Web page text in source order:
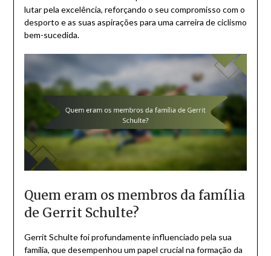
lutar pela excelência, reforçando o seu compromisso com o
desporto e as suas aspirações para uma carreira de ciclismo
bem-sucedida.
Quem eram os membros da família
de Gerrit Schulte?
Gerrit Schulte foi profundamente influenciado pela sua
família, que desempenhou um papel crucial na formação da